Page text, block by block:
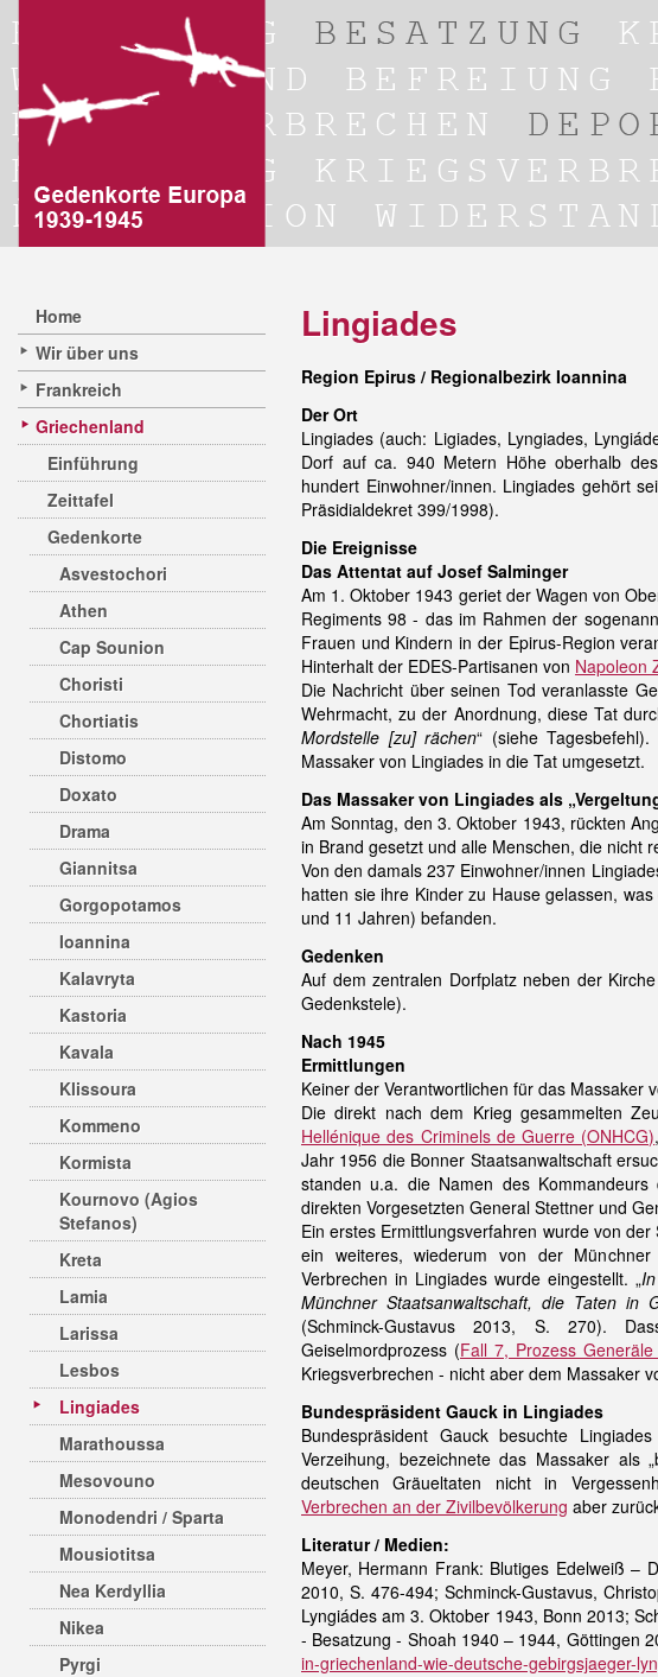
Home
Wir über uns
Frankreich
Griechenland
Einführung
Zeittafel
Gedenkorte
Asvestochori
Athen
Cap Sounion
Choristi
Chortiatis
Distomo
Doxato
Drama
Giannitsa
Gorgopotamos
Ioannina
Kalavryta
Kastoria
Kavala
Klissoura
Kommeno
Kormista
Kournovo (Agios
Stefanos)
Kreta
Lamia
Larissa
Lesbos
Lingiades
Marathoussa
Mesovouno
Monodendri / Sparta
Mousiotitsa
Nea Kerdyllia
Nikea
Pyrgi
Lingiades
Region Epirus / Regionalbezirk Ioannina
Der Ort
Lingiades (auch: Ligiades, Lyngiades,
Dorf auf ca. 940 Metern Höhe oberhalb
hundert Einwohner/innen. Lingiades gehört
Präsidialdekret 399/1998).
Die Ereignisse
Das Attentat auf Josef Salminger
Am 1. Oktober 1943 geriet der Wagen von
Regiments 98 - das im Rahmen der
Frauen und Kindern in der Epirus-Region
Hinterhalt der EDES-Partisanen von Napoleon
Die Nachricht über seinen Tod veranlasste
Wehrmacht, zu der Anordnung, diese Tat
Mordstelle [zu] rächen“ (siehe
Massaker von Lingiades in die Tat umgesetzt.
Das Massaker von Lingiades als
Am Sonntag, den 3. Oktober 1943, rückten
in Brand gesetzt und alle Menschen, die nicht
Von den damals 237 Einwohner/innen
hatten sie ihre Kinder zu Hause gelassen,
und 11 Jahren) befanden.
Gedenken
Auf dem zentralen Dorfplatz neben der
Gedenkstele).
Nach 1945
Ermittlungen
Keiner der Verantwortlichen für das Massaker
Die direkt nach dem Krieg gesammelten
Hellénique des Criminels de Guerre (ONHCG)
Jahr 1956 die Bonner Staatsanwaltschaft
standen u.a. die Namen des
direkten Vorgesetzten General Stettner und
Ein erstes Ermittlungsverfahren wurde von
ein weiteres, wiederum von der Münchner
Verbrechen in Lingiades wurde eingestellt. „
Münchner Staatsanwaltschaft, die Taten in
(Schminck-Gustavus 2013, S. 270).
Geiselmordprozess (Fall 7, Prozess
Kriegsverbrechen - nicht aber dem Massaker
Bundespräsident Gauck in Lingiades
Bundespräsident Gauck besuchte
Verzeihung, bezeichnete das Massaker als
deutschen Gräueltaten nicht in
Verbrechen an der Zivilbevölkerung aber
Literatur / Medien:
Meyer, Hermann Frank: Blutiges Edelweiß –
2010, S. 476-494; Schminck-Gustavus,
Lyngiádes am 3. Oktober 1943, Bonn 2013;
- Besatzung - Shoah 1940 – 1944, Göttingen
in-griechenland-wie-deutsche-gebirgsjaeger-